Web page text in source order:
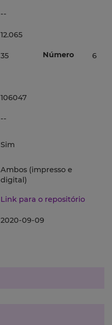
--
12.065
35 Número 6
106047
--
Sim
Ambos (impresso e
digital)
Link para o repositório
2020-09-09